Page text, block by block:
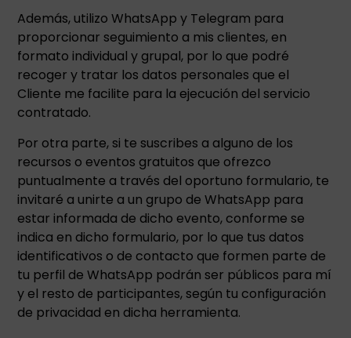
Además, utilizo WhatsApp y Telegram para
proporcionar seguimiento a mis clientes, en
formato individual y grupal, por lo que podré
recoger y tratar los datos personales que el
Cliente me facilite para la ejecución del servicio
contratado.
Por otra parte, si te suscribes a alguno de los
recursos o eventos gratuitos que ofrezco
puntualmente a través del oportuno formulario, te
invitaré a unirte a un grupo de WhatsApp para
estar informada de dicho evento, conforme se
indica en dicho formulario, por lo que tus datos
identificativos o de contacto que formen parte de
tu perfil de WhatsApp podrán ser públicos para mí
y el resto de participantes, según tu configuración
de privacidad en dicha herramienta.